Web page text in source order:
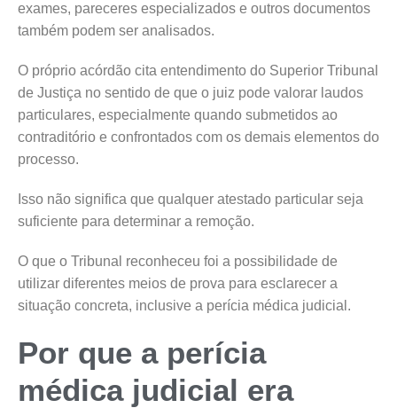
exames, pareceres especializados e outros documentos
também podem ser analisados.
O próprio acórdão cita entendimento do Superior Tribunal
de Justiça no sentido de que o juiz pode valorar laudos
particulares, especialmente quando submetidos ao
contraditório e confrontados com os demais elementos do
processo.
Isso não significa que qualquer atestado particular seja
suficiente para determinar a remoção.
O que o Tribunal reconheceu foi a possibilidade de
utilizar diferentes meios de prova para esclarecer a
situação concreta, inclusive a perícia médica judicial.
Por que a perícia
médica judicial era